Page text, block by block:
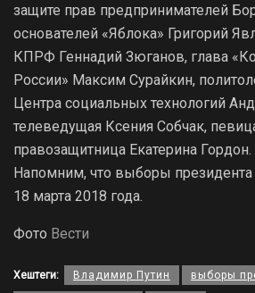
защите прав предпринимателей
основателей «Яблока» Григорий
КПРФ Геннадий Зюганов, глава
России» Максим Сурайкин,
Центра социальных технологий
телеведущая Ксения Собчак,
правозащитница Екатерина Гордон.
Напомним, что выборы президента
18 марта 2018 года.
Фото Вести
Хештеги: Владимир Путин выборы